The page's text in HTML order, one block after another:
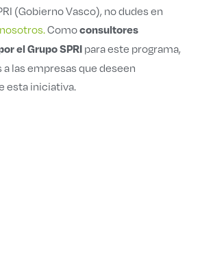
(Gobierno Vasco), no dudes en
Comoconsultores
el Grupo SPRI para este programa,
las empresas que deseen
esta iniciativa.